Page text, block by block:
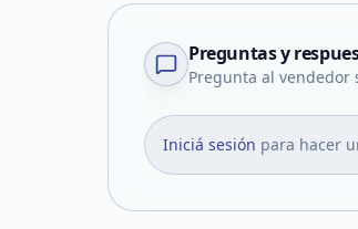
Preguntas y
Pregunta al vendedor
Iniciá sesión para hacer